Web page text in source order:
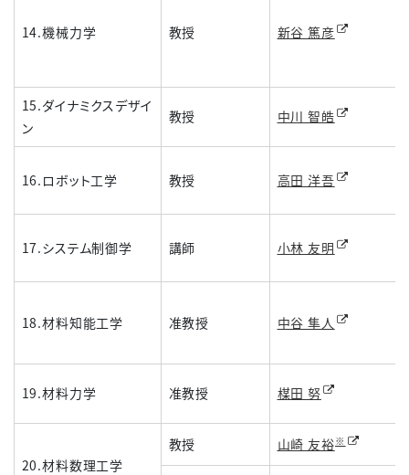
14.機械力学 教授 新谷 篤彦
15.ダイナミクスデザイ
ン
教授 中川 智皓
16.ロボット工学 教授 高田 洋吾
17.システム制御学 講師 小林 友明
18.材料知能工学 准教授 中谷 隼人
19.材料力学 准教授 楳田 努
20.材料数理工学
教授 山崎 友裕※